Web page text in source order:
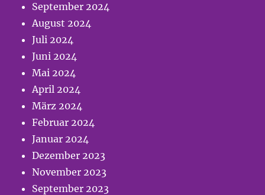
September 2024
August 2024
Juli 2024
Juni 2024
Mai 2024
April 2024
März 2024
Februar 2024
Januar 2024
Dezember 2023
November 2023
September 2023